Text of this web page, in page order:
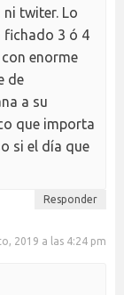
ni twiter. Lo
fichado 3 ó 4
enorme
de
a su
que importa
si el día que
Responder
2019 a las 4:24 pm